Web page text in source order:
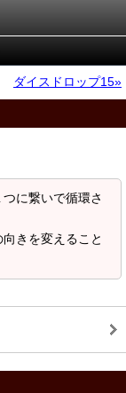
ダイスドロップ15
に繋いで循環さ
きを変えること